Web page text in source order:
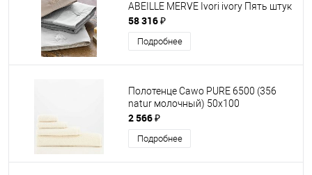
ABEILLE MERVE Ivori ivory Пять штук
58 316 ₽
Подробнее
Полотенце Cawo PURE 6500 (356
natur молочный) 50x100
2 566 ₽
Подробнее